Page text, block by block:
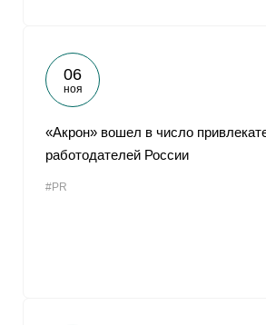
06
ноя
«Акрон» вошел в число
работодателей России
#PR